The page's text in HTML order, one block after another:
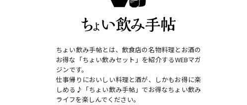
ちょい飲み手帖とは、飲食店の名物料理とお酒の
お得な「ちょい飲みセット」を紹介するWEBマガ
ジンです。
仕事帰りにおいしい料理と酒が、しかもお得に楽
しめる♪「ちょい飲み手帖」でお得なちょい飲み
ライフを楽しんでください。